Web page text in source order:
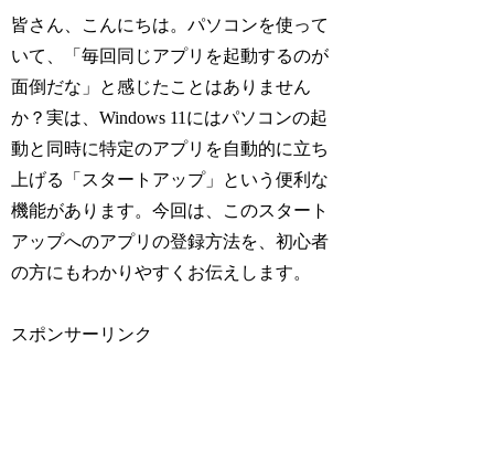
皆さん、こんにちは。パソコンを使って
いて、「毎回同じアプリを起動するのが
面倒だな」と感じたことはありません
か？実は、Windows 11にはパソコンの起
動と同時に特定のアプリを自動的に立ち
上げる「スタートアップ」という便利な
機能があります。今回は、このスタート
アップへのアプリの登録方法を、初心者
の方にもわかりやすくお伝えします。
スポンサーリンク